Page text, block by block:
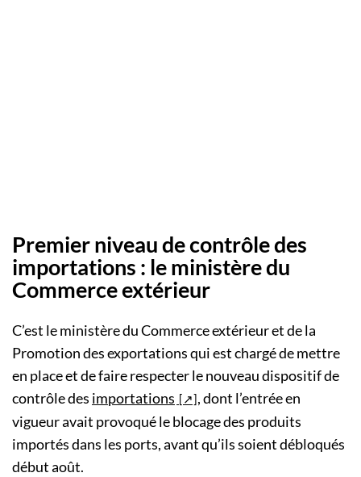
Premier niveau de contrôle des
importations : le ministère du
Commerce extérieur
C’est le ministère du Commerce extérieur et de la
Promotion des exportations qui est chargé de mettre
en place et de faire respecter le nouveau dispositif de
contrôle des importations
, dont l’entrée en
vigueur avait provoqué le blocage des produits
importés dans les ports, avant qu’ils soient débloqués
début août.